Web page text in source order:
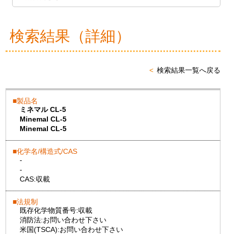
検索結果（詳細）
検索結果一覧へ戻る
製品名
ミネマル CL-5
Minemal CL-5
Minemal CL-5
化学名/構造式/CAS
-
-
CAS:収載
法規制
既存化学物質番号:収載
消防法:お問い合わせ下さい
米国(TSCA):お問い合わせ下さい